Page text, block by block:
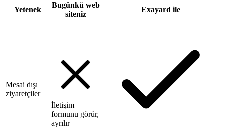
Yetenek
Bugünkü web
siteniz
Exayard ile
Mesai dışı
ziyaretçiler
İletişim
formunu görür,
ayrılır